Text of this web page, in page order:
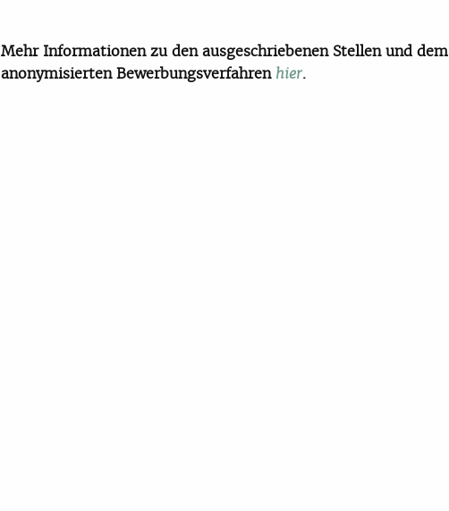
Mehr Informationen zu den ausgeschriebenen Stellen und dem
anonymisierten Bewerbungsverfahren hier.